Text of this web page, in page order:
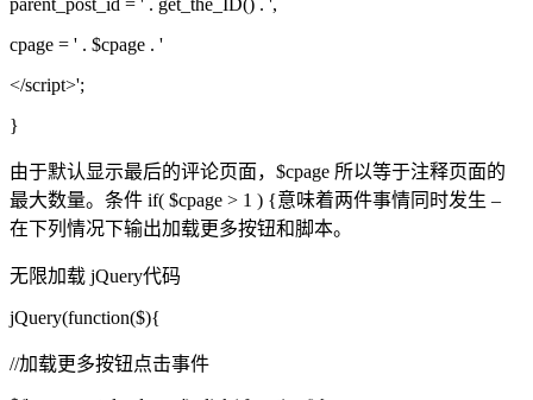
cpage = ' . $cpage . '
</script>';
}
由于默认显示最后的评论页面，$cpage 所以等于注释页面的
最大数量。条件 if( $cpage > 1 ) {意味着两件事情同时发生 –
在下列情况下输出加载更多按钮和脚本。
无限加载 jQuery代码
jQuery(function($){
//加载更多按钮点击事件